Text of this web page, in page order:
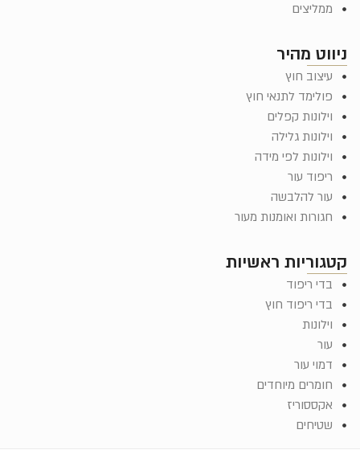
קטגוריות ראשיות
בדי ריפוד
בדי ריפוד חוץ
וילונות
עור
דמוי עור
חומרים מיוחדים
אקססוריז
שטיחים
ניווט מהיר
עיצוב חוץ
פולימד לתנאי חוץ
וילונות קפלים
וילונות גלילה
וילונות לפי מידה
ריפוד עור
עור להלבשה
חגורות ואומנות מעור
ממליצים